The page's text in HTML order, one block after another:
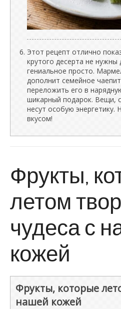
Этот рецепт отлично
крутого десерта не
гениальное просто.
дополнит семейное
переложить его в
шикарный подарок. Вещи,
несут особую энергетику.
вкусом!
Фрукты,
летом
чудеса с
кожей
Фрукты, которые
нашей кожей